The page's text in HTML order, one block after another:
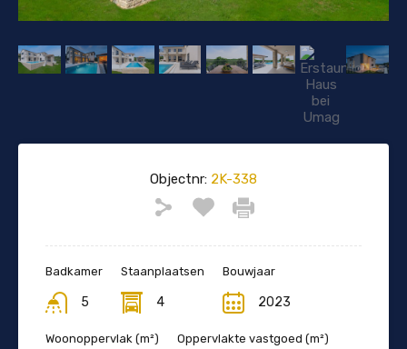
Objectnr: 2K-338
Badkamer
5
Staanplaatsen
4
Bouwjaar
2023
Woonoppervlak (m²) Oppervlakte vastgoed (m²)